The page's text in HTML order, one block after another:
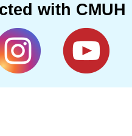
with CMUH